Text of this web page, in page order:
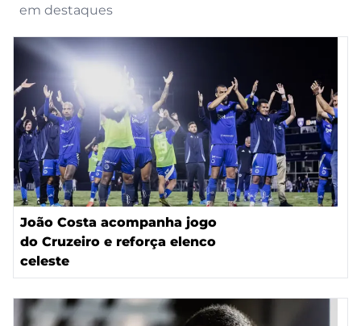
em destaques
João Costa acompanha jogo
do Cruzeiro e reforça elenco
celeste